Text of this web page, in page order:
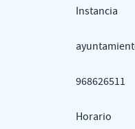
Instancia
968626511
Horario